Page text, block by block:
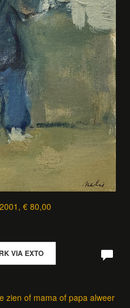
€ 80,00
VIA EXTO
zien of mama of papa alweer